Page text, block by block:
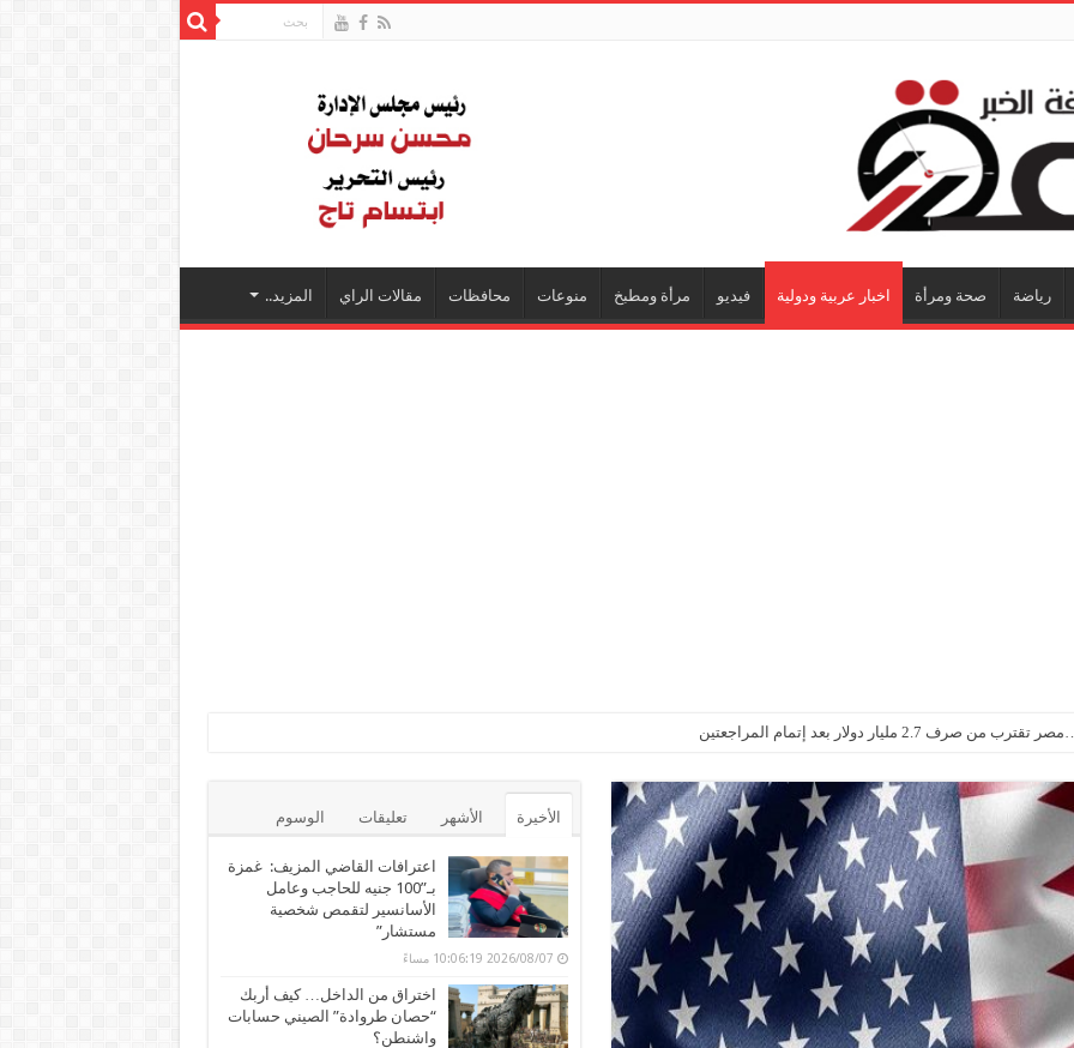
رياضة صحة ومرأة اخبار عربية ودولية فيديو مرأة ومطبخ منوعات محافظات مقالات الراي المزيد..
مليار دولار بعد إتمام المراجعتين
الأخيرة الأشهر تعليقات الوسوم
اعترافات القاضي المزيف: غمزة
بـ”100 جنيه للحاجب وعامل
الأسانسير لتقمص شخصية
مستشار”
2026/08/07 10:06:19 مساءً
اختراق من الداخل… كيف أربك
“حصان طروادة” الصيني حسابات
واشنطن؟